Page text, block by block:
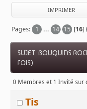
IMPRIMER
Pages: 1 ... 14 15 [16]
SUJET: BOUQUINS
FOIS)
0 Membres et 1 Invité sur
Tis